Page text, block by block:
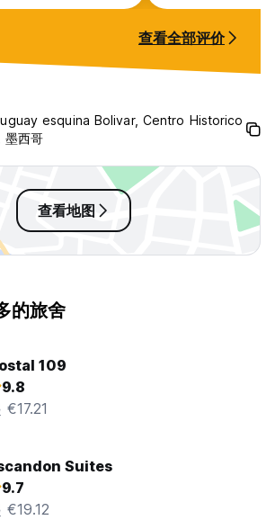
serves great
spacious and
Bathrooms
needed to take
climb to the
games.
查看全部评价
esquina Bolivar, Centro Historico
墨西哥
查看地图
的旅舍
109
9.8
€17.21
Suites
9.7
€19.12